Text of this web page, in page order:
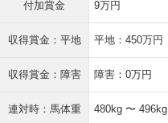
付加賞金 9万円
収得賞金：平地 平地：450万円
収得賞金：障害 障害：0万円
連対時：馬体重 480kg 〜 496kg